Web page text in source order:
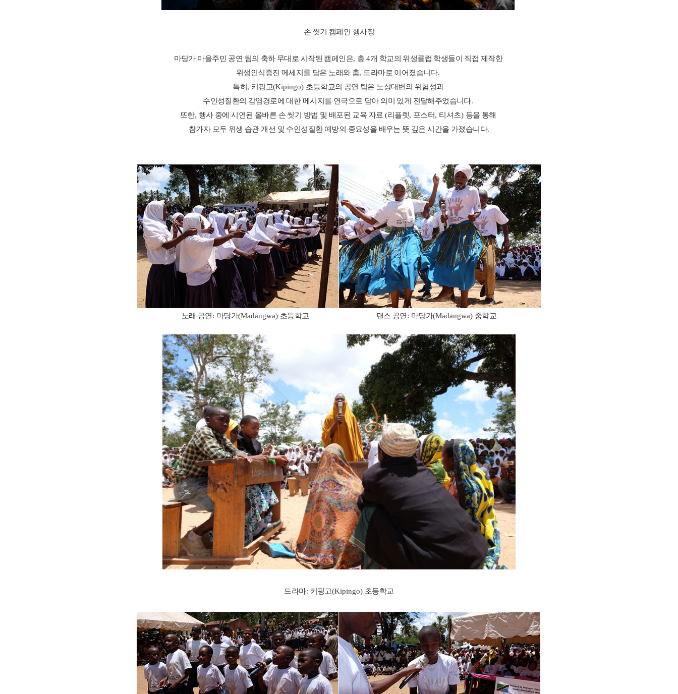
손 씻기 캠페인 행사장
마당가 마을주민 공연 팀의 축하 무대로 시작된 캠페인은, 총 4개 학교의 위생클럽 학생들이 직접 제작한
위생인식증진 메세지를 담은 노래와 춤, 드라마로 이어졌습니다.
특히 , 키핑고(Kipingo) 초등학교의 공연 팀은 노상대변의 위험성과
수인성질환의 감염경로에 대한 메시지를 연극으로 담아 의미 있게 전달해주었습니다.
또한, 행사 중에 시연된 올바른 손 씻기 방법 및 배포된 교육 자료 (리플렛, 포스터, 티셔츠) 등을 통해
참가자 모두 위생 습관 개선 및 수인성질환 예방의 중요성을 배우는 뜻 깊은 시간을 가졌습니다.
노래 공연: 마당가(Madangwa) 초등학교 댄스 공연: 마당가(Madangwa) 중학교
드라마: 키핑고(Kipingo) 초등학교